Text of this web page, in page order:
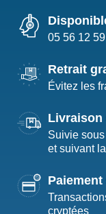
05 56 12
Retrait
Évitez les
Livraison
Suivie
et suivant
cryptées